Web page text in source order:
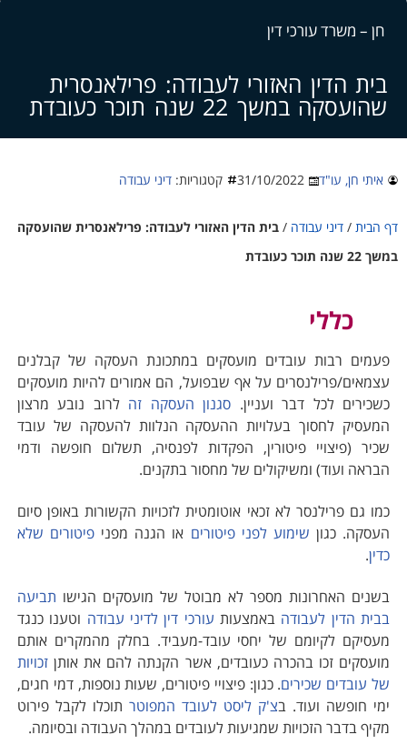
בית הדין האזורי לעבודה: פרילאנסרית
שהועסקה במשך 22 שנה תוכר כעובדת
חן – משרד עורכי דין
איתי חן, עו"ד 31/10/2022 קטגוריות: דיני עבודה
דף הבית / דיני עבודה / בית הדין האזורי לעבודה: פרילאנסרית שהועסקה
במשך 22 שנה תוכר כעובדת
כללי
פעמים רבות עובדים מועסקים במתכונת העסקה של קבלנים
עצמאים/פרילנסרים על אף שבפועל, הם אמורים להיות מועסקים
כשכירים לכל דבר ועניין. סגנון העסקה זה לרוב נובע מרצון
המעסיק לחסוך בעלויות ההעסקה הנלוות להעסקה של עובד
שכיר (פיצויי פיטורין, הפקדות לפנסיה, תשלום חופשה ודמי
הבראה ועוד) ומשיקולים של מחסור בתקנים.
כמו גם פרילנסר לא זכאי אוטומטית לזכויות הקשורות באופן סיום
העסקה. כגון שימוע לפני פיטורים או הגנה מפני פיטורים שלא
כדין.
בשנים האחרונות מספר לא מבוטל של מועסקים הגישו תביעה
בבית הדין לעבודה באמצעות עורכי דין לדיני עבודה וטענו כנגד
מעסיקם לקיומם של יחסי עובד-מעביד. בחלק מהמקרים אותם
מועסקים זכו בהכרה כעובדים, אשר הקנתה להם את אותן זכויות
של עובדים שכירים. כגון: פיצויי פיטורים, שעות נוספות, דמי חגים,
ימי חופשה ועוד. בצ'ק ליסט לעובד המפוטר תוכלו לקבל פירוט
מקיף בדבר הזכויות שמגיעות לעובדים במהלך העבודה ובסיומה.